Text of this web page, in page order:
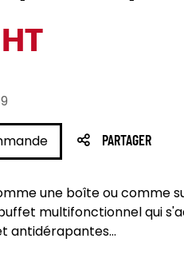
PARTAGER
une boîte ou comme
multifonctionnel qui
antidérapantes...